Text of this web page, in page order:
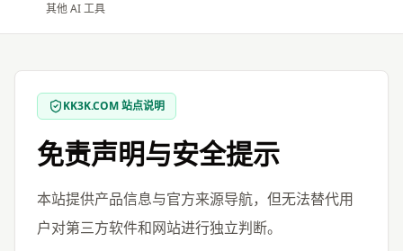
其他 AI 工具
KK3K.COM 站点说明
免责声明与安全提示
本站提供产品信息与官方来源导航，但无法替代用
户对第三方软件和网站进行独立判断。